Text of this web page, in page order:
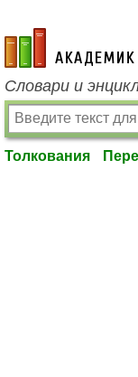
academic.ru
Словари и
Толкования